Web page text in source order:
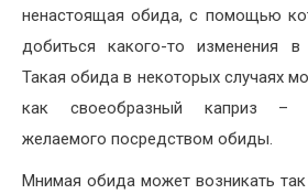
ненастоящая обида, с помощью
добиться какого-то изменения в
Такая обида в некоторых случаях
как своеобразный каприз –
желаемого посредством обиды.
Мнимая обида может возникать